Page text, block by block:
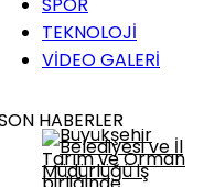
SPOR
TEKNOLOJİ
VİDEO GALERİ
HABERLER